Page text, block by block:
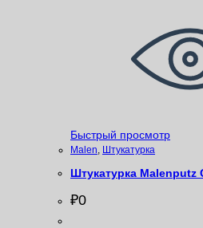
Быстрый просмотр
Malen, Штукатурка
Штукатурка Malenputz
₽0